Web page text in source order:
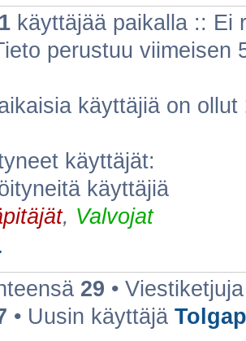
1 käyttäjää paikalla :: Ei
perustuu viimeisen
käyttäjiä on ollut
käyttäjät:
käyttäjiä
, Valvojat
29 •
• Uusin käyttäjä